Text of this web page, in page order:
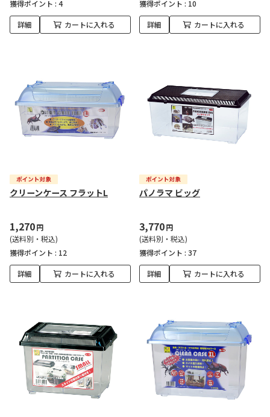
獲得ポイント : 4
詳細 カートに入れる
獲得ポイント : 10
詳細 カートに入れる
クリーンケース フラットL
1,270円
(送料別・税込)
獲得ポイント : 12
詳細 カートに入れる
パノラマ ビッグ
3,770円
(送料別・税込)
獲得ポイント : 37
詳細 カートに入れる